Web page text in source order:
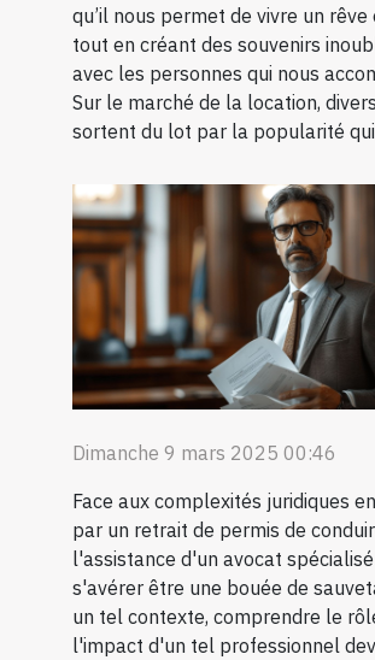
qu’il nous permet de vivre un rêve
tout en créant des souvenirs
avec les personnes qui nous
Sur le marché de la location,
sortent du lot par la popularité
Dimanche 9 mars 2025 00:46
Face aux complexités juridiques
par un retrait de permis de
l'assistance d'un avocat
s'avérer être une bouée de
un tel contexte, comprendre le
l'impact d'un tel professionnel